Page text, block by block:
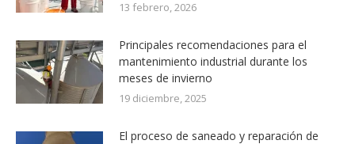
13 febrero, 2026
Principales recomendaciones para el
mantenimiento industrial durante los
meses de invierno
19 diciembre, 2025
El proceso de saneado y reparación de